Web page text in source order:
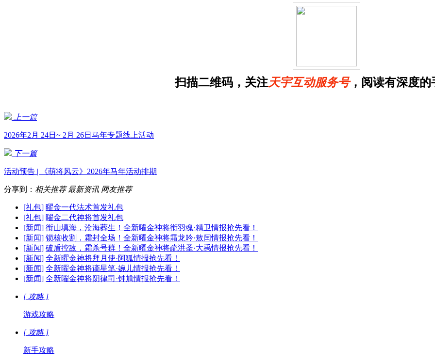
扫描二维码，关注天宇互动服务号，阅读有深度的
上一篇
2026年2月 24日~ 2月 26日马年专题线上活动
下一篇
活动预告 | 《萌将风云》2026年马年活动排期
分享到： 相关推荐 最新资讯 网友推荐
[礼包] 曜金一代法术首发礼包
[礼包] 曜金二代神将首发礼包
[新闻] 衔山填海，沧海葬生！全新曜金神将衔羽魂·精卫情报抢先看！
[新闻] 锁核收割，霜封全场！全新曜金神将霜龙吟·敖闰情报抢先看！
[新闻] 破盾控敌，霜杀号群！全新曜金神将疏洪圣·大禹情报抢先看！
[新闻] 全新曜金神将拜月使·阿狐情报抢先看！
[新闻] 全新曜金神将谪星笔·婉儿情报抢先看！
[新闻] 全新曜金神将阴律司·钟馗情报抢先看！
[ 攻略 ]
游戏攻略
[ 攻略 ]
新手攻略